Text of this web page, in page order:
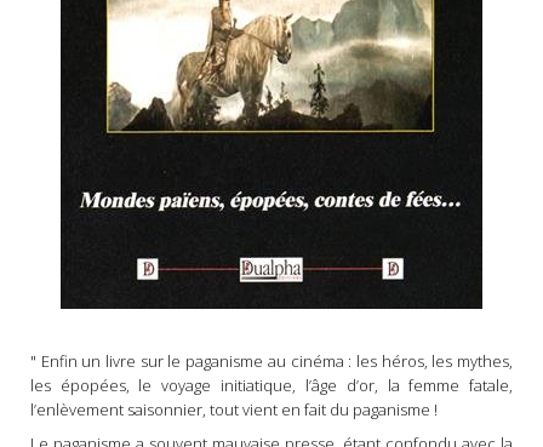
" Enfin un livre sur le paganisme au cinéma : les héros, les mythes,
les épopées, le voyage initiatique, l’âge d’or, la femme fatale,
l’enlèvement saisonnier, tout vient en fait du paganisme !